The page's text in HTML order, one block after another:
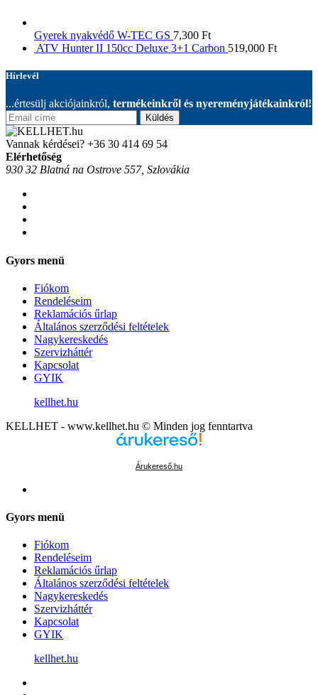
Gyerek nyakvédő W-TEC GS 7,300 Ft
ATV Hunter II 150cc Deluxe 3+1 Carbon 519,000 Ft
Hírlevél
...értesülj akciójainkról, termékeinkről és nyereményjátékainkról!
Küldés
Vannak kérdései? +36 30 414 69 54
Elérhetőség
930 32 Blatná na Ostrove 557, Szlovákia
Gyors menü
Fiókom
Rendeléseim
Reklamációs űrlap
Általános szerződési feltételek
Nagykereskedés
Szervizháttér
Kapcsolat
GYIK
kellhet.hu
KELLHET - www.kellhet.hu © Minden jog fenntartva
Árukereső.hu
Gyors menü
Fiókom
Rendeléseim
Reklamációs űrlap
Általános szerződési feltételek
Nagykereskedés
Szervizháttér
Kapcsolat
GYIK
kellhet.hu